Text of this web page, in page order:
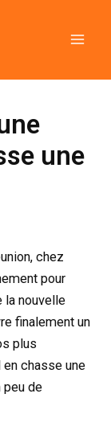
une
chez
pour
la nouvelle
finalement un
plus
chasse une
peu de